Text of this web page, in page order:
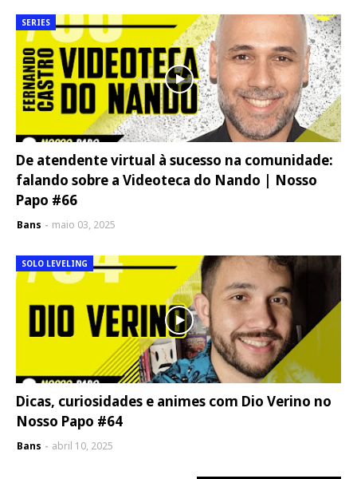
SERIES
De atendente virtual à sucesso na comunidade:
falando sobre a Videoteca do Nando | Nosso
Papo #66
Bans maio 03, 2025
SOLO LEVELING
Dicas, curiosidades e animes com Dio Verino no
Nosso Papo #64
Bans abril 10, 2025